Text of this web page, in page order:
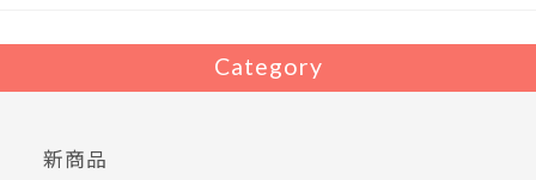
Category
新商品